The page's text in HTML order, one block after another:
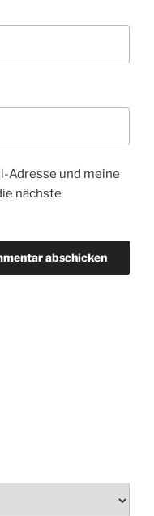
Adresse und meine
nächste